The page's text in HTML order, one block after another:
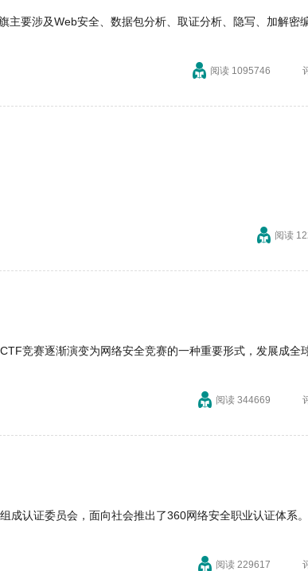
要涉及Web安全、数据包分析、取证分析、隐写、加解密
阅读 1095746
阅读
竞赛逐渐演变为网络安全竞赛的一种重要形式，发展成全
阅读 344669
认证委员会，面向社会推出了360网络安全职业认证体系。
阅读 229617